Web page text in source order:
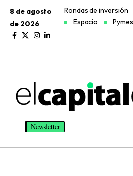
8 de agosto
de 2026
Rondas de inversión
Espacio
Pymes
Newsletter